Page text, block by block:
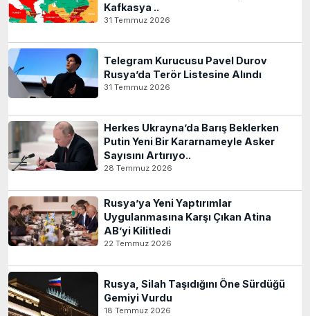
Kafkasya ..
31 Temmuz 2026
Telegram Kurucusu Pavel Durov
Rusya’da Terör Listesine Alındı
31 Temmuz 2026
Herkes Ukrayna’da Barış Beklerken
Putin Yeni Bir Kararnameyle Asker
Sayısını Artırıyo..
28 Temmuz 2026
Rusya’ya Yeni Yaptırımlar
Uygulanmasına Karşı Çıkan Atina
AB’yi Kilitledi
22 Temmuz 2026
Rusya, Silah Taşıdığını Öne Sürdüğü
Gemiyi Vurdu
18 Temmuz 2026